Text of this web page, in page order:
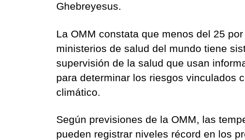
Ghebreyesus.
La OMM constata que menos del 25
ministerios de salud del mundo tiene
supervisión de la salud que usan
para determinar los riesgos vinculados
climático.
Según previsiones de la OMM, las
pueden registrar niveles récord en los